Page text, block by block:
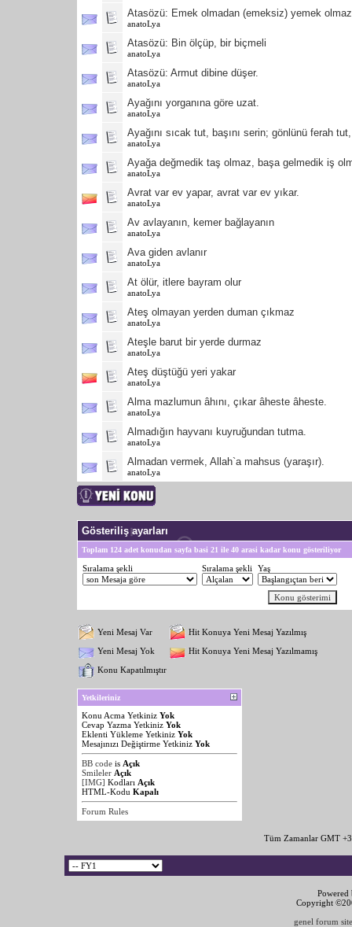
Atasözü: Emek olmadan (emeksiz) yemek
anatoLya
Atasözü: Bin ölçüp, bir biçmeli
anatoLya
Atasözü: Armut dibine düşer.
anatoLya
Ayağını yorganına göre uzat.
anatoLya
Ayağını sıcak tut, başını serin; gönlünü ferah
anatoLya
Ayağa değmedik taş olmaz, başa gelmedik iş
anatoLya
Avrat var ev yapar, avrat var ev yıkar.
anatoLya
Av avlayanın, kemer bağlayanın
anatoLya
Ava giden avlanır
anatoLya
At ölür, itlere bayram olur
anatoLya
Ateş olmayan yerden duman çıkmaz
anatoLya
Ateşle barut bir yerde durmaz
anatoLya
Ateş düştüğü yeri yakar
anatoLya
Alma mazlumun âhını, çıkar âheste âheste.
anatoLya
Almadığın hayvanı kuyruğundan tutma.
anatoLya
Almadan vermek, Allah`a mahsus (yaraşır).
anatoLya
Gösteriliş ayarları
Toplam 124 adet konudan sayfa basi 21 ile 40 arasi kadar konu gösteriliyor
Sıralama şekli Sıralama şekli Yaş
Yeni Mesaj Var
Hit Konuya Yeni Mesaj Yazılmış
Yeni Mesaj Yok
Hit Konuya Yeni Mesaj Yazılmamış
Konu Kapatılmıştır
Yetkileriniz
Konu Acma Yetkiniz Yok
Cevap Yazma Yetkiniz Yok
Eklenti Yükleme Yetkiniz Yok
Mesajınızı Değiştirme Yetkiniz Yok
BB code is Açık
Smileler Açık
[IMG] Kodları Açık
HTML-Kodu Kapalı
Forum Rules
Tüm Zamanlar GMT
Copyright
genel forum